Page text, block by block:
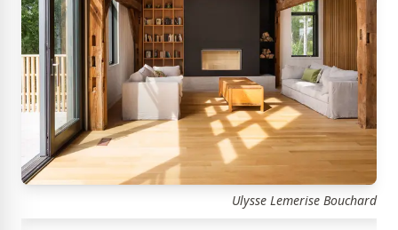
Ulysse Lemerise Bouchard